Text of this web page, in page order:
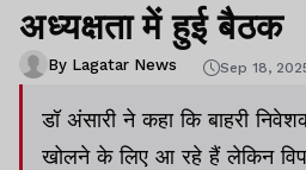
अध्यक्षता में हुई बैठक
By Lagatar News Sep 18,
डॉ अंसारी ने कहा कि बाहरी
खोलने के लिए आ रहे हैं लेकिन